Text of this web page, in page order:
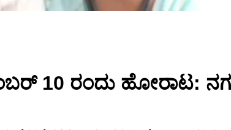
10 ರಂದು ಹೋರಾಟ: